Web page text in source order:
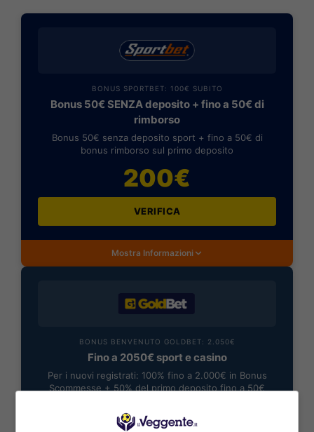
BONUS SPORTBET: 100€ SUBITO
Bonus 50€ SENZA deposito + fino a 50€ di
rimborso
Bonus 50€ senza deposito sport + fino a 50€ di
bonus rimborso sul primo deposito
200€
VERIFICA
Mostra Informazioni
BONUS BENVENUTO GOLDBET: 2.050€
Fino a 2050€ sport e casino
Per i nuovi registrati: 100% fino a 2.000€ in Bonus
Scommesse + 50% del primo deposito fino a 50€
2050€